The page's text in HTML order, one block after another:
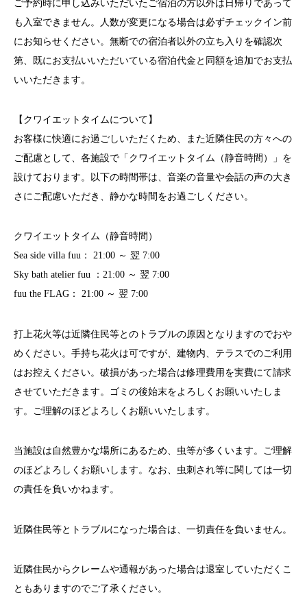
ご予約時に申し込みいただいたご宿泊の方以外は日帰りであって
も入室できません。人数が変更になる場合は必ずチェックイン前
にお知らせください。無断での宿泊者以外の立ち入りを確認次
第、既にお支払いいただいている宿泊代金と同額を追加でお支払
いいただきます。
【クワイエットタイムについて】
お客様に快適にお過ごしいただくため、また近隣住民の方々への
ご配慮として、各施設で「クワイエットタイム（静音時間）」を
設けております。以下の時間帯は、音楽の音量や会話の声の大き
さにご配慮いただき、静かな時間をお過ごしください。
クワイエットタイム（静音時間）
Sea side villa fuu： 21:00 ～ 翌 7:00
Sky bath atelier fuu ：21:00 ～ 翌 7:00
fuu the FLAG： 21:00 ～ 翌 7:00
打上花火等は近隣住民等とのトラブルの原因となりますのでおや
めください。手持ち花火は可ですが、建物内、テラスでのご利用
はお控えください。破損があった場合は修理費用を実費にて請求
させていただきます。ゴミの後始末をよろしくお願いいたしま
す。ご理解のほどよろしくお願いいたします。
当施設は自然豊かな場所にあるため、虫等が多くいます。ご理解
のほどよろしくお願いします。なお、虫刺され等に関しては一切
の責任を負いかねます。
近隣住民等とトラブルになった場合は、一切責任を負いません。
近隣住民からクレームや通報があった場合は退室していただくこ
ともありますのでご了承ください。